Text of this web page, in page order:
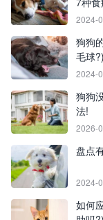
2024-
狗狗
毛球?)
2024-
狗狗
法!
2026-
盘点
2024-
如何